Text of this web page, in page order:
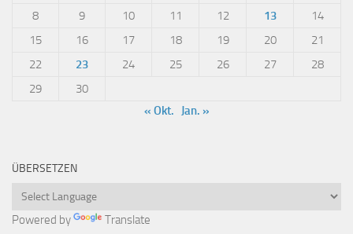
8
9 10 11 12 13
14
15
16 17 18 19 20
21
22
23 24 25 26 27
28
29
30
« Okt.
Jan. »
ÜBERSETZEN
Powered by Translate